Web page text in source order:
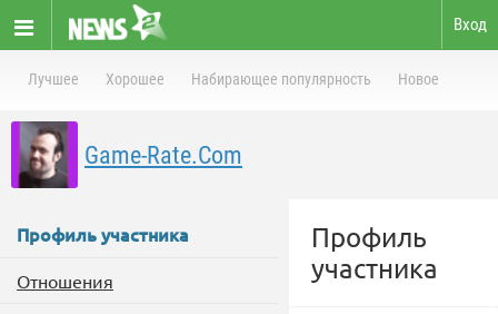
Вход
Лучшее Хорошее Набирающее популярность Новое
Game-Rate.Com
Профиль участника
Отношения
Профиль
участника